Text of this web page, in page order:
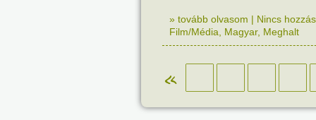
» tovább olvasom | Nincs
Film/Média
Magyar, Meghalt
«